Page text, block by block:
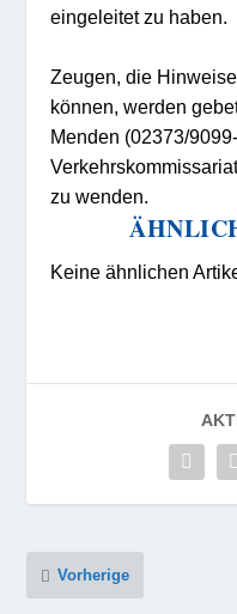
eingeleitet zu haben
Zeugen, die H
können, werden
Menden (02373/
zu wenden.
Keine ähnlichen
Vorherige